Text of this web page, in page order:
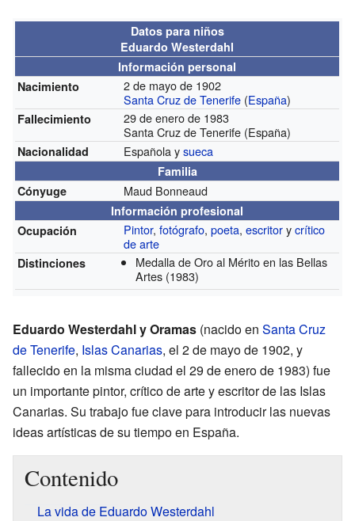
Datos para niños
Eduardo Westerdahl
Información personal
Nacimiento
2 de mayo de 1902
Santa Cruz de Tenerife (España)
Fallecimiento
29 de enero de 1983
Santa Cruz de Tenerife (España)
Nacionalidad Española ysueca
Familia
Cónyuge
Maud Bonneaud
Información profesional
Ocupación
Pintor,fotógrafo,poeta,escritorycrítico
de arte
Distinciones
Medalla de Oro al Mérito en las Bellas
Artes (1983)
Eduardo Westerdahl y Oramas (nacido en Santa Cruz
de Tenerife, Islas Canarias, el 2 de mayo de 1902, y
fallecido en la misma ciudad el 29 de enero de 1983) fue
un importante pintor, crítico de arte y escritor de las Islas
Canarias. Su trabajo fue clave para introducir las nuevas
ideas artísticas de su tiempo en España.
Contenido
La vida de Eduardo Westerdahl